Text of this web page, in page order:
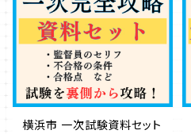
横浜市 一次試験資料セット